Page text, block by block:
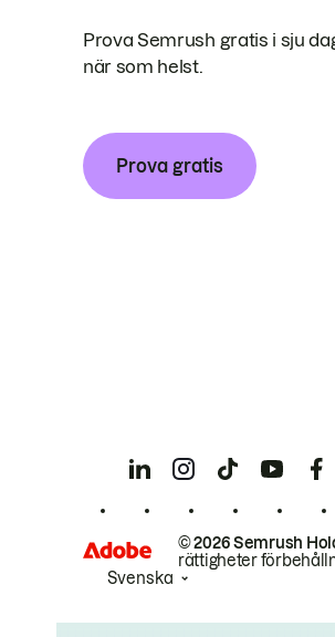
Prova Semrush gratis i sju
när som helst.
Prova gratis
© 2026 Semrush
rättigheter
Svenska